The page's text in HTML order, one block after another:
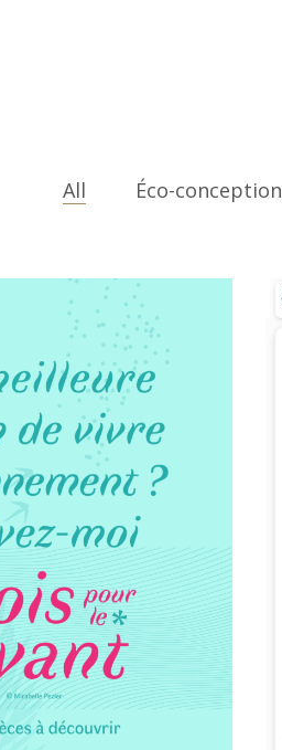
All Éco-conception